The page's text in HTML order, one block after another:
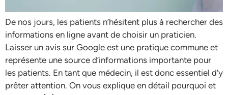
De nos jours, les patients n’hésitent plus à rechercher des
informations en ligne avant de choisir un praticien.
Laisser un avis sur Google est une pratique commune et
représente une source d’informations importante pour
les patients. En tant que médecin, il est donc essentiel d’y
prêter attention. On vous explique en détail pourquoi et